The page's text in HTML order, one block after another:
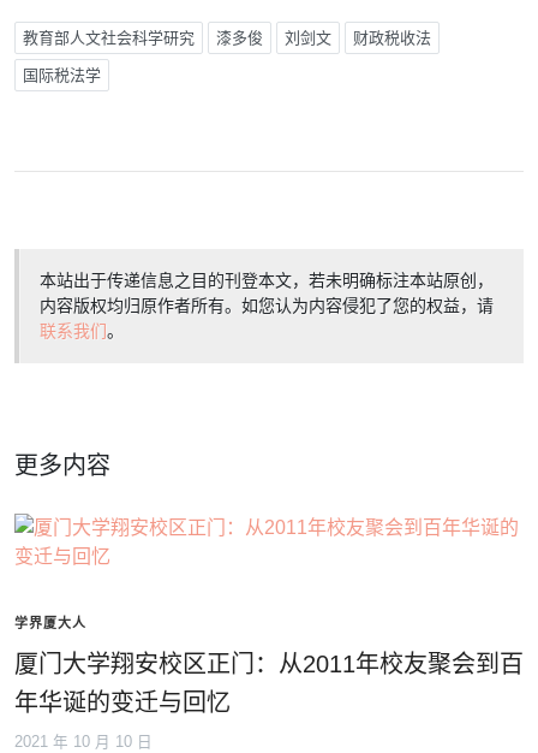
教育部人文社会科学研究 漆多俊 刘剑文 财政税收法
国际税法学
本站出于传递信息之目的刊登本文，若未明确标注本站原创，
内容版权均归原作者所有。如您认为内容侵犯了您的权益，请
联系我们。
更多内容
学界厦大人
厦门大学翔安校区正门：从2011年校友聚会到百
年华诞的变迁与回忆
2021 年 10 月 10 日